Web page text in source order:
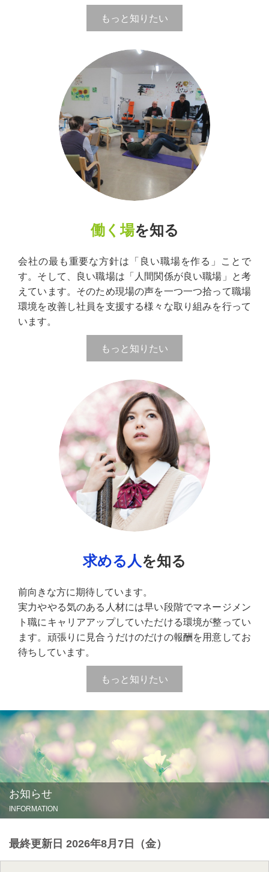
もっと知りたい
働く場を知る
会社の最も重要な方針は「良い職場を作る」ことで
す。そして、良い職場は「人間関係が良い職場」と考
えています。そのため現場の声を一つ一つ拾って職場
環境を改善し社員を支援する様々な取り組みを行って
います。
もっと知りたい
求める人を知る
前向きな方に期待しています。
実力ややる気のある人材には早い段階でマネージメン
ト職にキャリアアップしていただける環境が整ってい
ます。頑張りに見合うだけのだけの報酬を用意してお
待ちしています。
もっと知りたい
お知らせ
INFORMATION
最終更新日 2026年8月7日（金）